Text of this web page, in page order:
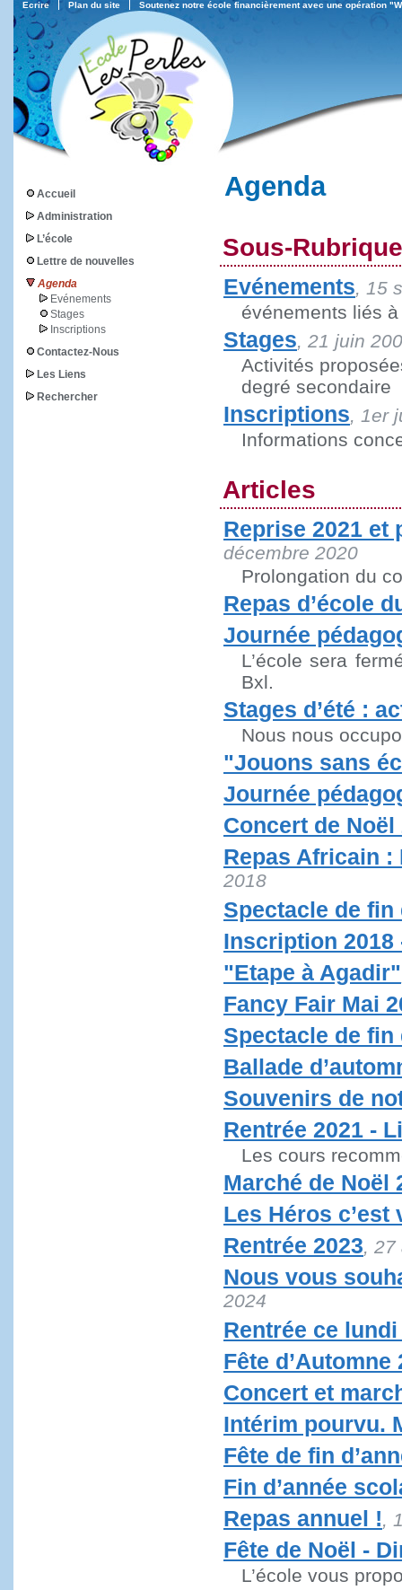
Soutenez notre école financièrement avec une opération
Plan du site
Ecrire
Accueil
Administration
L’école
Lettre de nouvelles
Agenda
Evénements
Stages
Inscriptions
Contactez-Nous
Les Liens
Rechercher
Agenda
Sous-
Evénements, 15
événements liés
Stages, 21 juin
Activités
degré secondaire
Inscriptions, 1er
Informations
Articles
Reprise 2021 et
décembre 2020
Prolongation du
Repas d’école
Journée
L’école sera
Bxl.
Stages d’été :
Nous nous
"Jouons sans
Journée
Concert de Noël
Repas Africain :
2018
Spectacle de fin
Inscription 2018
"Etape à Agadir"
Fancy Fair Mai
Spectacle de fin
Ballade
Souvenirs de
Rentrée 2021 -
Les cours
Marché de Noël
Les Héros c’est
Rentrée 2023, 27
Nous vous
2024
Rentrée ce
Fête d’Automne
Concert et
Intérim pourvu.
Fête de fin
Fin d’année
Repas annuel !,
Fête de Noël -
L’école vous